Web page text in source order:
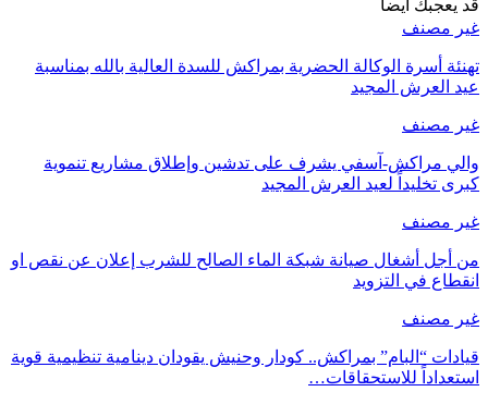
قد يعجبك ايضا
غير مصنف
تهنئة أسرة الوكالة الحضرية بمراكش للسدة العالية بالله بمناسبة
عيد العرش المجيد
غير مصنف
والي مراكش-آسفي يشرف على تدشين وإطلاق مشاريع تنموية
كبرى تخليداً لعيد العرش المجيد
غير مصنف
من أجل أشغال صيانة شبكة الماء الصالح للشرب إعلان عن نقص او
انقطاع في التزويد
غير مصنف
قيادات “البام” بمراكش.. كودار وحنيش يقودان دينامية تنظيمية قوية
استعداداً للاستحقاقات…